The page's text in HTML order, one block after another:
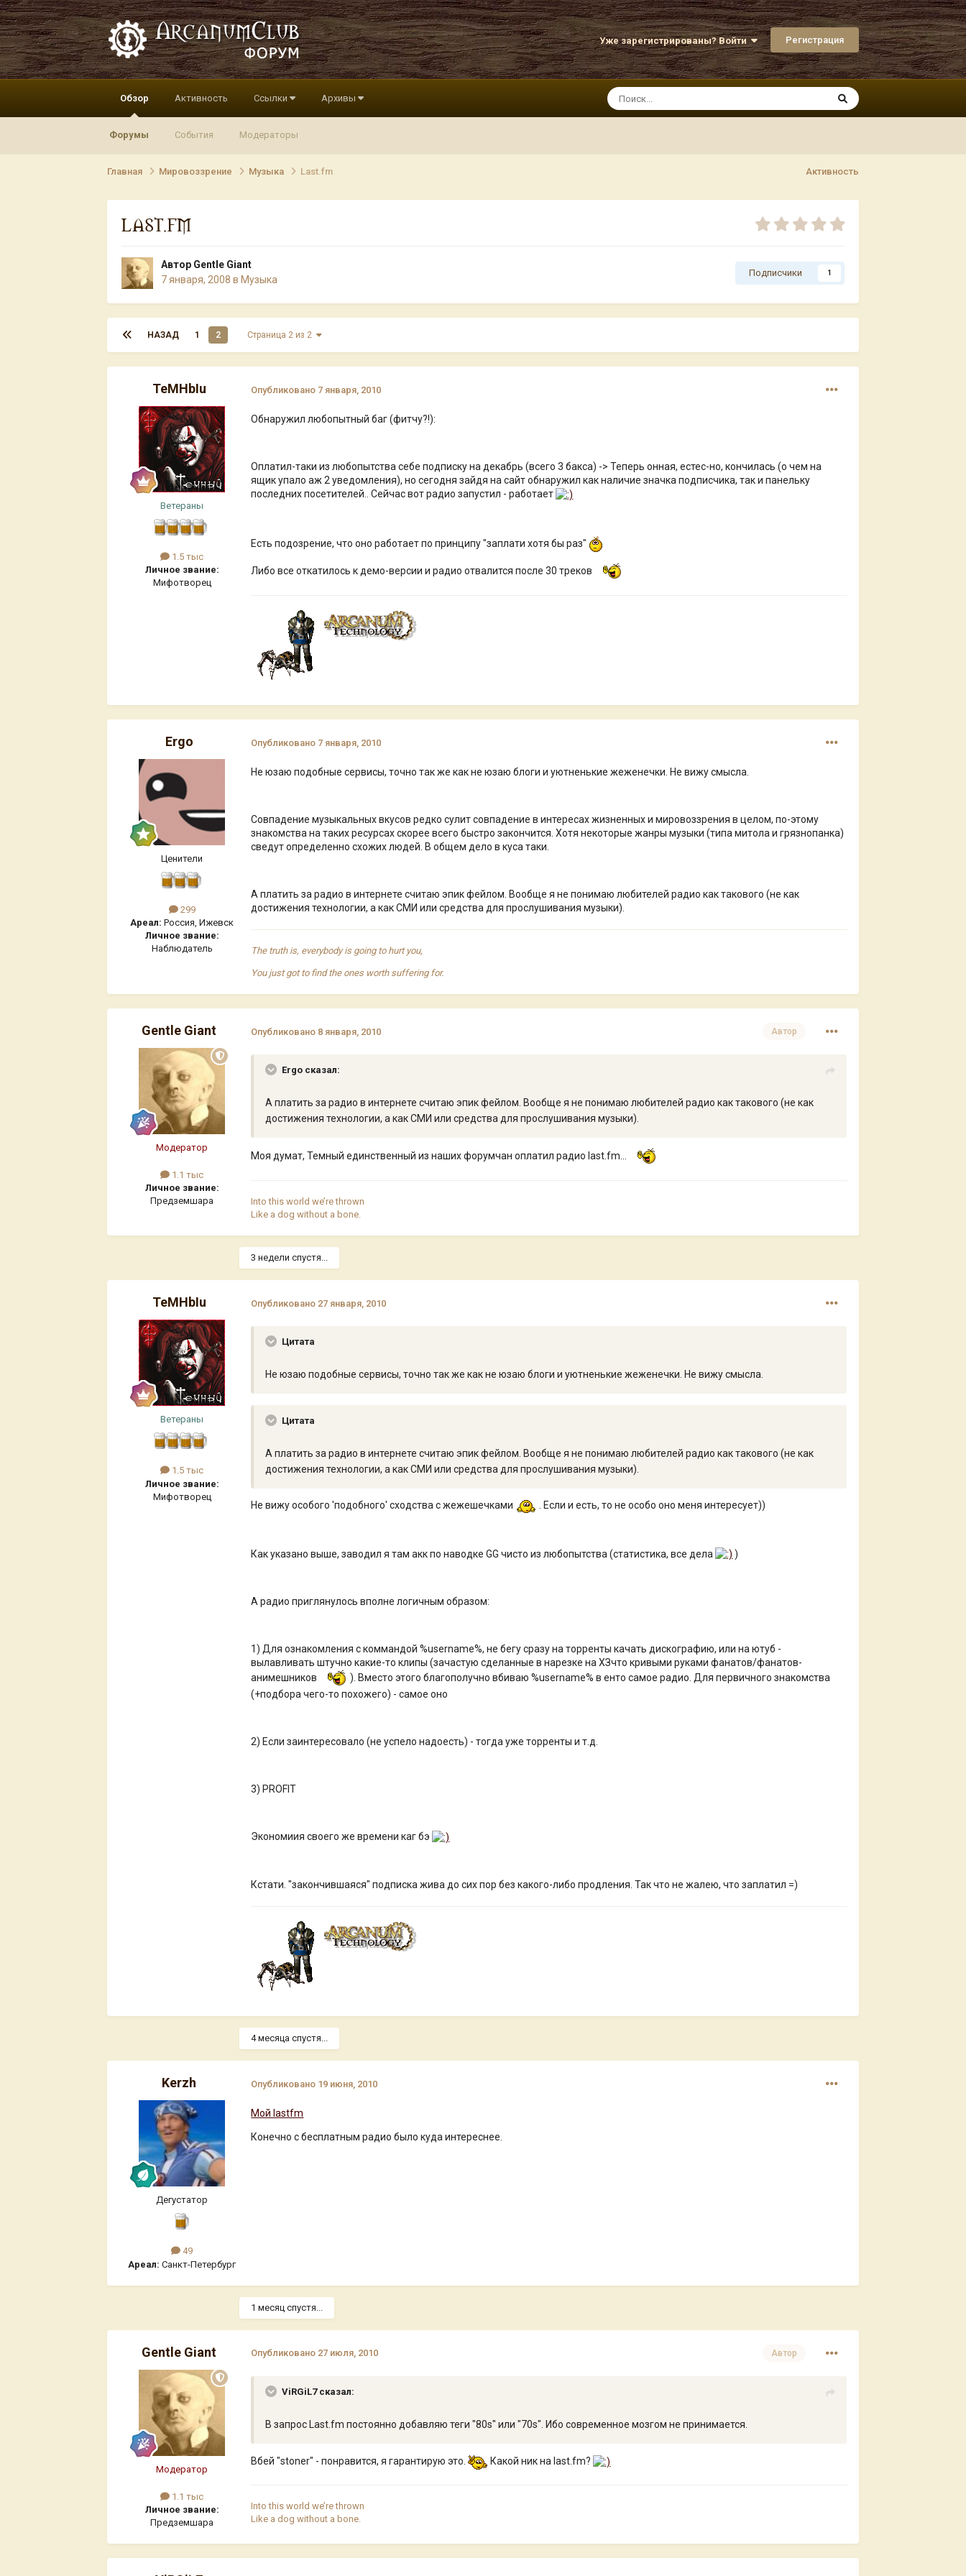
Уже зарегистрированы? Войти Регистрация
Обзор
Форумы События Модераторы
Активность Ссылки Архивы
Активность
Главная Мировоззрение Музыка Last.fm
LAST.FM
Автор Gentle Giant
7 января, 2008 в Музыка
Подписчики 1
НАЗАД 1 2 Страница 2 из 2
TeMHbIu
Ветераны
1.5 тыс
Личное звание:
Мифотворец
Опубликовано 7 января, 2010
Обнаружил любопытный баг (фитчу?!):
Оплатил-таки из любопытства себе подписку на декабрь (всего 3 бакса) -> Теперь онная, естес-но, кончилась (о чем на
ящик упало аж 2 уведомления), но сегодня зайдя на сайт обнаружил как наличие значка подписчика, так и панельку
последних посетителей.. Сейчас вот радио запустил - работает
Есть подозрение, что оно работает по принципу "заплати хотя бы раз"
Либо все откатилось к демо-версии и радио отвалится после 30 треков
Ergo
Ценители
299
Ареал: Россия, Ижевск
Личное звание:
Наблюдатель
Опубликовано 7 января, 2010
Не юзаю подобные сервисы, точно так же как не юзаю блоги и уютненькие жеженечки. Не вижу смысла.
Совпадение музыкальных вкусов редко сулит совпадение в интересах жизненных и мировоззрения в целом, по-этому
знакомства на таких ресурсах скорее всего быстро закончится. Хотя некоторые жанры музыки (типа митола и грязнопанка)
сведут определенно схожих людей. В общем дело в куса таки.
А платить за радио в интернете считаю эпик фейлом. Вообще я не понимаю любителей радио как такового (не как
достижения технологии, а как СМИ или средства для прослушивания музыки).
The truth is, everybody is going to hurt you,
You just got to find the ones worth suffering for.
Gentle Giant
Модератор
1.1 тыс
Личное звание:
Предземшара
Автор
Опубликовано 8 января, 2010
Ergo сказал:
А платить за радио в интернете считаю эпик фейлом. Вообще я не понимаю любителей радио как такового (не как
достижения технологии, а как СМИ или средства для прослушивания музыки).
Моя думат, Темный единственный из наших форумчан оплатил радио last.fm...
Into this world we’re thrown
Like a dog without a bone.
3 недели спустя...
TeMHbIu
Ветераны
1.5 тыс
Личное звание:
Мифотворец
Опубликовано 27 января, 2010
Цитата
Не юзаю подобные сервисы, точно так же как не юзаю блоги и уютненькие жеженечки. Не вижу смысла.
Цитата
А платить за радио в интернете считаю эпик фейлом. Вообще я не понимаю любителей радио как такового (не как
достижения технологии, а как СМИ или средства для прослушивания музыки).
Не вижу особого 'подобного' сходства с жежешечками . Если и есть, то не особо оно меня интересует))
Как указано выше, заводил я там акк по наводке GG чисто из любопытства (статистика, все дела )
А радио приглянулось вполне логичным образом:
1) Для ознакомления с коммандой %username%, не бегу сразу на торренты качать дискографию, или на ютуб -
вылавливать штучно какие-то клипы (зачастую сделанные в нарезке на ХЗчто кривыми руками фанатов/фанатов-
анимешников
). Вместо этого благополучно вбиваю %username% в енто самое радио. Для первичного знакомства
(+подбора чего-то похожего) - самое оно
2) Если заинтересовало (не успело надоесть) - тогда уже торренты и т.д.
3) PROFIT
Экономиия своего же времени каг бэ
Кстати. "закончившаяся" подписка жива до сих пор без какого-либо продления. Так что не жалею, что заплатил =)
4 месяца спустя...
Kerzh
Дегустатор
49
Ареал: Санкт-Петербург
Опубликовано 19 июня, 2010
Мой lastfm
Конечно с бесплатным радио было куда интереснее.
1 месяц спустя...
Gentle Giant
Модератор
1.1 тыс
Личное звание:
Предземшара
Автор
Опубликовано 27 июля, 2010
ViRGiL7 сказал:
В запрос Last.fm постоянно добавляю теги "80s" или "70s". Ибо современное мозгом не принимается.
Вбей "stoner" - понравится, я гарантирую это. Какой ник на last.fm?
Into this world we’re thrown
Like a dog without a bone.